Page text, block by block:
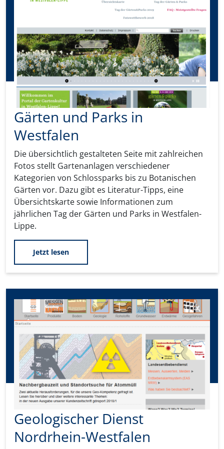
Gärten und Parks in
Westfalen
Die übersichtlich gestalteten Seite mit zahlreichen
Fotos stellt Gartenanlagen verschiedener
Kategorien von Schlossparks bis zu Botanischen
Gärten vor. Dazu gibt es Literatur-Tipps, eine
Übersichtskarte sowie Informationen zum
jährlichen Tag der Gärten und Parks in Westfalen-
Lippe.
Jetzt lesen
Geologischer Dienst
Nordrhein-Westfalen